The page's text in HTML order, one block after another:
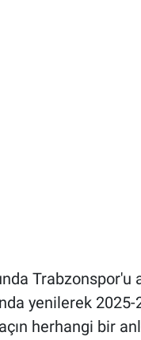
Trabzonspor'u
yenilerek
herhangi bir